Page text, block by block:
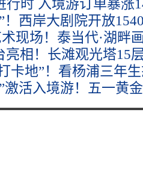
行时 入境游订单暴涨
！西岸大剧院开放
现场！泰当代·湖畔
亮相！长滩观光塔15
卡地”！看杨浦三年
激活入境游！五一黄